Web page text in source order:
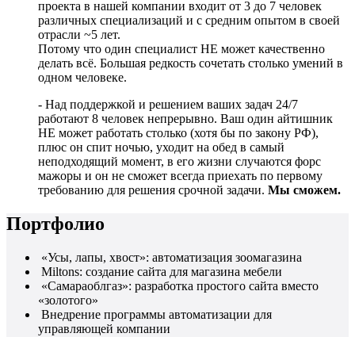
проекта в нашей компании входит от 3 до 7 человек
различных специализаций и с средним опытом в своей
отрасли ~5 лет.
Потому что один специалист НЕ может качественно
делать всё. Большая редкость сочетать столько умений в
одном человеке.
- Над поддержкой и решением ваших задач 24/7
работают 8 человек непрерывно. Ваш один айтишник
НЕ может работать столько (хотя бы по закону РФ),
плюс он спит ночью, уходит на обед в самый
неподходящий момент, в его жизни случаются форс
мажоры и он не сможет всегда приехать по первому
требованию для решения срочной задачи. Мы сможем.
Портфолио
«Усы, лапы, хвост»: автоматизация зоомагазина
Miltons: создание сайта для магазина мебели
«Самараоблгаз»: разработка простого сайта вместо
«золотого»
Внедрение программы автоматизации для
управляющей компании